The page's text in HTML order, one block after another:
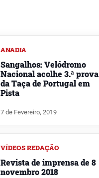
ANADIA
Sangalhos: Velódromo
Nacional acolhe 3.ª prova
da Taça de Portugal em
Pista
7 de Fevereiro, 2019
VÍDEOS REDAÇÃO
Revista de imprensa de 8
novembro 2018